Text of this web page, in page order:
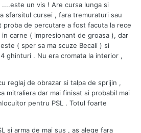
un vis ! Are cursa lunga si
sfarsitul cursei , fara tremuraturi sau
proba de percutare a fost facuta la rece
carne ( impresionant de groasa ), dar
( sper sa ma scuze Becali ) si
ghinturi . Nu era cromata la interior ,
reglaj de obrazar si talpa de sprijin ,
mitraliera dar mai finisat si probabil mai
pentru PSL . Totul foarte
si arma de mai sus , as alege fara